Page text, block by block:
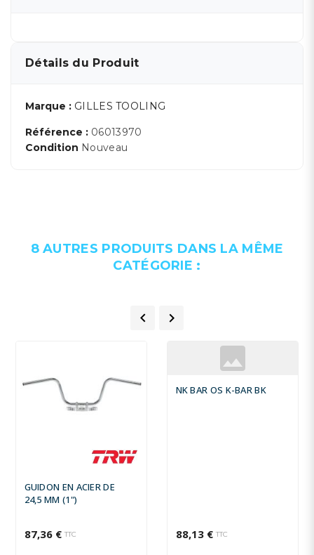
Détails du Produit
Marque : GILLES TOOLING
Référence : 06013970
Condition Nouveau
8 AUTRES PRODUITS DANS LA MÊME
CATÉGORIE :
 
GUIDON EN ACIER DE
24,5 MM (1")
87,36 € TTC
NK BAR OS K-BAR BK
88,13 € TTC